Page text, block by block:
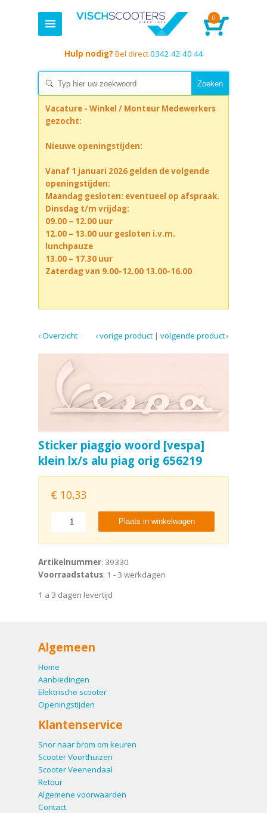
0
Hulp nodig? Bel direct0342 42 40 44
Vacature - Winkel / Monteur Medewerkers
gezocht:
Nieuwe openingstijden:
Vanaf 1 januari 2026 gelden de volgende
openingstijden:
Maandag gesloten: eventueel op afspraak.
Dinsdag t/m vrijdag:
09.00 – 12.00 uur
12.00 – 13.00 uur gesloten i.v.m.
lunchpauze
13.00 – 17.30 uur
Zaterdag van 9.00-12.00 13.00-16.00
‹ Overzicht volgende product ›
|
‹ vorige product
Sticker piaggio woord [vespa]
klein lx/s alu piag orig 656219
€ 10,33
Plaats in winkelwagen
Artikelnummer: 39330
Voorraadstatus: 1 - 3 werkdagen
1 a 3 dagen levertijd
Algemeen
Home
Aanbiedingen
Elektrische scooter
Openingstijden
Klantenservice
Snor naar brom om keuren
Scooter Voorthuizen
Scooter Veenendaal
Retour
Algemene voorwaarden
Contact